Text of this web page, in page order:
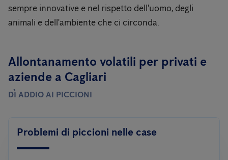
sempre innovative e nel rispetto dell'uomo, degli
animali e dell'ambiente che ci circonda.
Allontanamento volatili per privati ​​e
aziende a Cagliari
DÌ ADDIO AI PICCIONI
Problemi di piccioni nelle case